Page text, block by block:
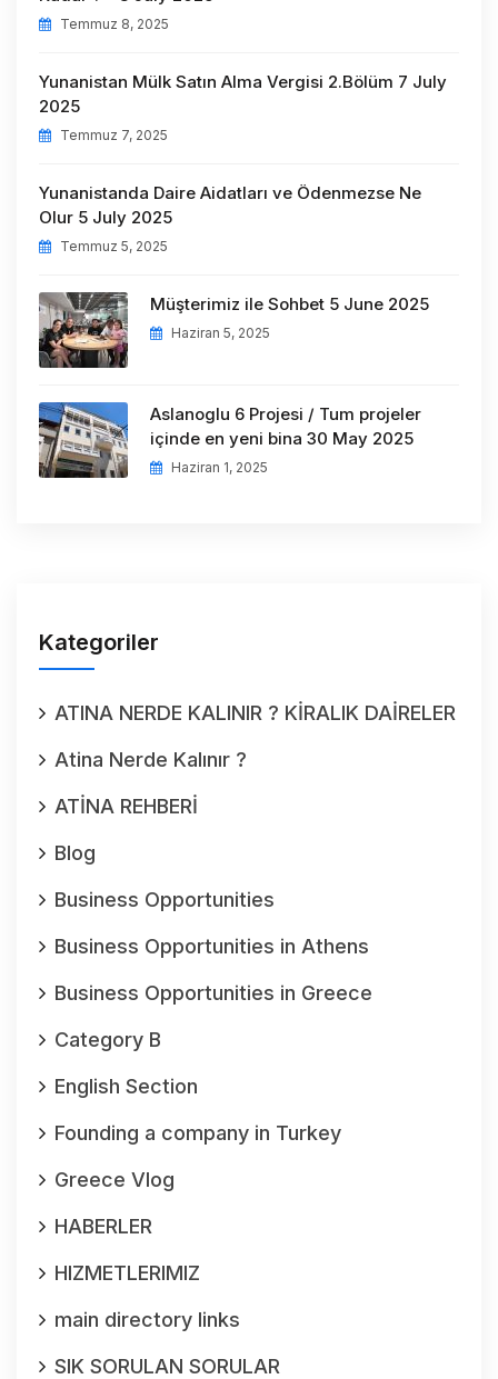
Temmuz 8, 2025
Yunanistan Mülk Satın Alma Vergisi 2.Bölüm 7 July
2025
Temmuz 7, 2025
Yunanistanda Daire Aidatları ve Ödenmezse Ne
Olur 5 July 2025
Temmuz 5, 2025
Müşterimiz ile Sohbet 5 June 2025
Haziran 5, 2025
Aslanoglu 6 Projesi / Tum projeler
içinde en yeni bina 30 May 2025
Haziran 1, 2025
Kategoriler
ATINA NERDE KALINIR ? KİRALIK DAİRELER
Atina Nerde Kalınır ?
ATİNA REHBERİ
Blog
Business Opportunities
Business Opportunities in Athens
Business Opportunities in Greece
Category B
English Section
Founding a company in Turkey
Greece Vlog
HABERLER
HIZMETLERIMIZ
main directory links
SIK SORULAN SORULAR